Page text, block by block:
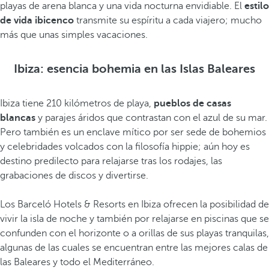
playas de arena blanca y una vida nocturna envidiable. El estilo
de vida ibicenco transmite su espíritu a cada viajero; mucho
más que unas simples vacaciones.
Ibiza: esencia bohemia en las Islas Baleares
Ibiza tiene 210 kilómetros de playa, pueblos de casas
blancas y parajes áridos que contrastan con el azul de su mar.
Pero también es un enclave mítico por ser sede de bohemios
y celebridades volcados con la filosofía hippie; aún hoy es
destino predilecto para relajarse tras los rodajes, las
grabaciones de discos y divertirse.
Los Barceló Hotels & Resorts en Ibiza ofrecen la posibilidad de
vivir la isla de noche y también por relajarse en piscinas que se
confunden con el horizonte o a orillas de sus playas tranquilas,
algunas de las cuales se encuentran entre las mejores calas de
las Baleares y todo el Mediterráneo.